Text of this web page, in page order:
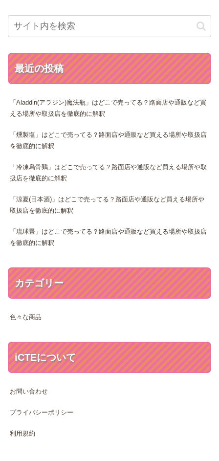
最近の投稿
「Aladdin(アラジン)魔法瓶」はどこで売ってる？路面店や通販など買
える場所や取扱店を徹底的に解釈
「燻製塩」はどこで売ってる？路面店や通販など買える場所や取扱店
を徹底的に解釈
「冷凍烏骨鶏」はどこで売ってる？路面店や通販など買える場所や取
扱店を徹底的に解釈
「涼夏(日本酒)」はどこで売ってる？路面店や通販など買える場所や
取扱店を徹底的に解釈
「琉球畳」はどこで売ってる？路面店や通販など買える場所や取扱店
を徹底的に解釈
カテゴリー
色々な商品
iCTEについて
お問い合わせ
プライバシーポリシー
利用規約